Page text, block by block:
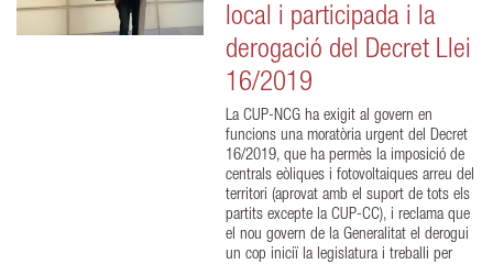
local i participada i la
derogació del Decret Llei
16/2019
La CUP-NCG ha exigit al govern en
funcions una moratòria urgent del Decret
16/2019, que ha permès la imposició de
centrals eòliques i fotovoltaiques arreu del
territori (aprovat amb el suport de tots els
partits excepte la CUP-CC), i reclama que
el nou govern de la Generalitat el derogui
un cop iniciï la legislatura i treballi per